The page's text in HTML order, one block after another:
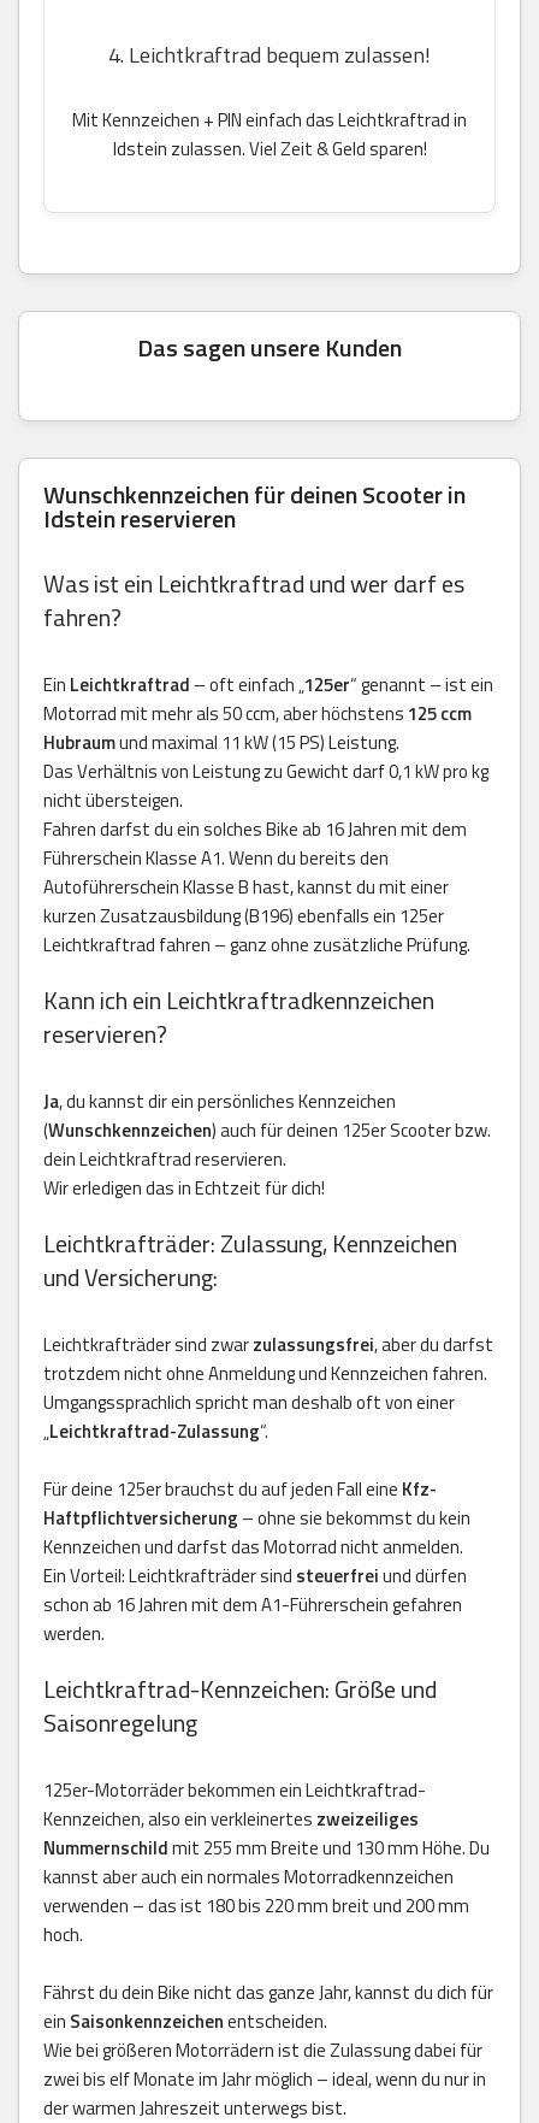
4. Leichtkraftrad bequem zulassen!
Mit Kennzeichen + PIN einfach das Leichtkraftrad in
Idstein zulassen. Viel Zeit & Geld sparen!
Das sagen unsere Kunden
Wunschkennzeichen für deinen Scooter in
Idstein reservieren
Was ist ein Leichtkraftrad und wer darf es
fahren?
Ein Leichtkraftrad – oft einfach „125er“ genannt – ist ein
Motorrad mit mehr als 50 ccm, aber höchstens 125 ccm
Hubraumund maximal 11 kW (15 PS) Leistung.
Das Verhältnis von Leistung zu Gewicht darf 0,1 kW pro kg
nicht übersteigen.
Fahren darfst du ein solches Bike ab 16 Jahren mit dem
Führerschein Klasse A1. Wenn du bereits den
Autoführerschein Klasse B hast, kannst du mit einer
kurzen Zusatzausbildung (B196) ebenfalls ein 125er
Leichtkraftrad fahren – ganz ohne zusätzliche Prüfung.
Kann ich ein Leichtkraftradkennzeichen
reservieren?
Ja, du kannst dir ein persönliches Kennzeichen
(Wunschkennzeichen) auch für deinen 125er Scooter bzw.
dein Leichtkraftrad reservieren.
Wir erledigen das in Echtzeit für dich!
Leichtkrafträder: Zulassung, Kennzeichen
und Versicherung:
Leichtkrafträder sind zwarzulassungsfrei, aber du darfst
trotzdem nicht ohne Anmeldung und Kennzeichen fahren.
Umgangssprachlich spricht man deshalb oft von einer
„Leichtkraftrad-Zulassung“.
Für deine 125er brauchst du auf jeden Fall eine Kfz-
Haftpflichtversicherung – ohne sie bekommst du kein
Kennzeichen und darfst das Motorrad nicht anmelden.
Ein Vorteil: Leichtkrafträder sind steuerfreiund dürfen
schon ab 16 Jahren mit dem A1-Führerschein gefahren
werden.
Leichtkraftrad-Kennzeichen: Größe und
Saisonregelung
125er-Motorräder bekommen ein Leichtkraftrad-
Kennzeichen, also ein verkleinertes zweizeiliges
Nummernschildmit 255 mm Breite und 130 mm Höhe. Du
kannst aber auch ein normales Motorradkennzeichen
verwenden – das ist 180 bis 220 mm breit und 200 mm
hoch.
Fährst du dein Bike nicht das ganze Jahr, kannst du dich für
ein Saisonkennzeichenentscheiden.
Wie bei größeren Motorrädern ist die Zulassung dabei für
zwei bis elf Monate im Jahr möglich – ideal, wenn du nur in
der warmen Jahreszeit unterwegs bist.